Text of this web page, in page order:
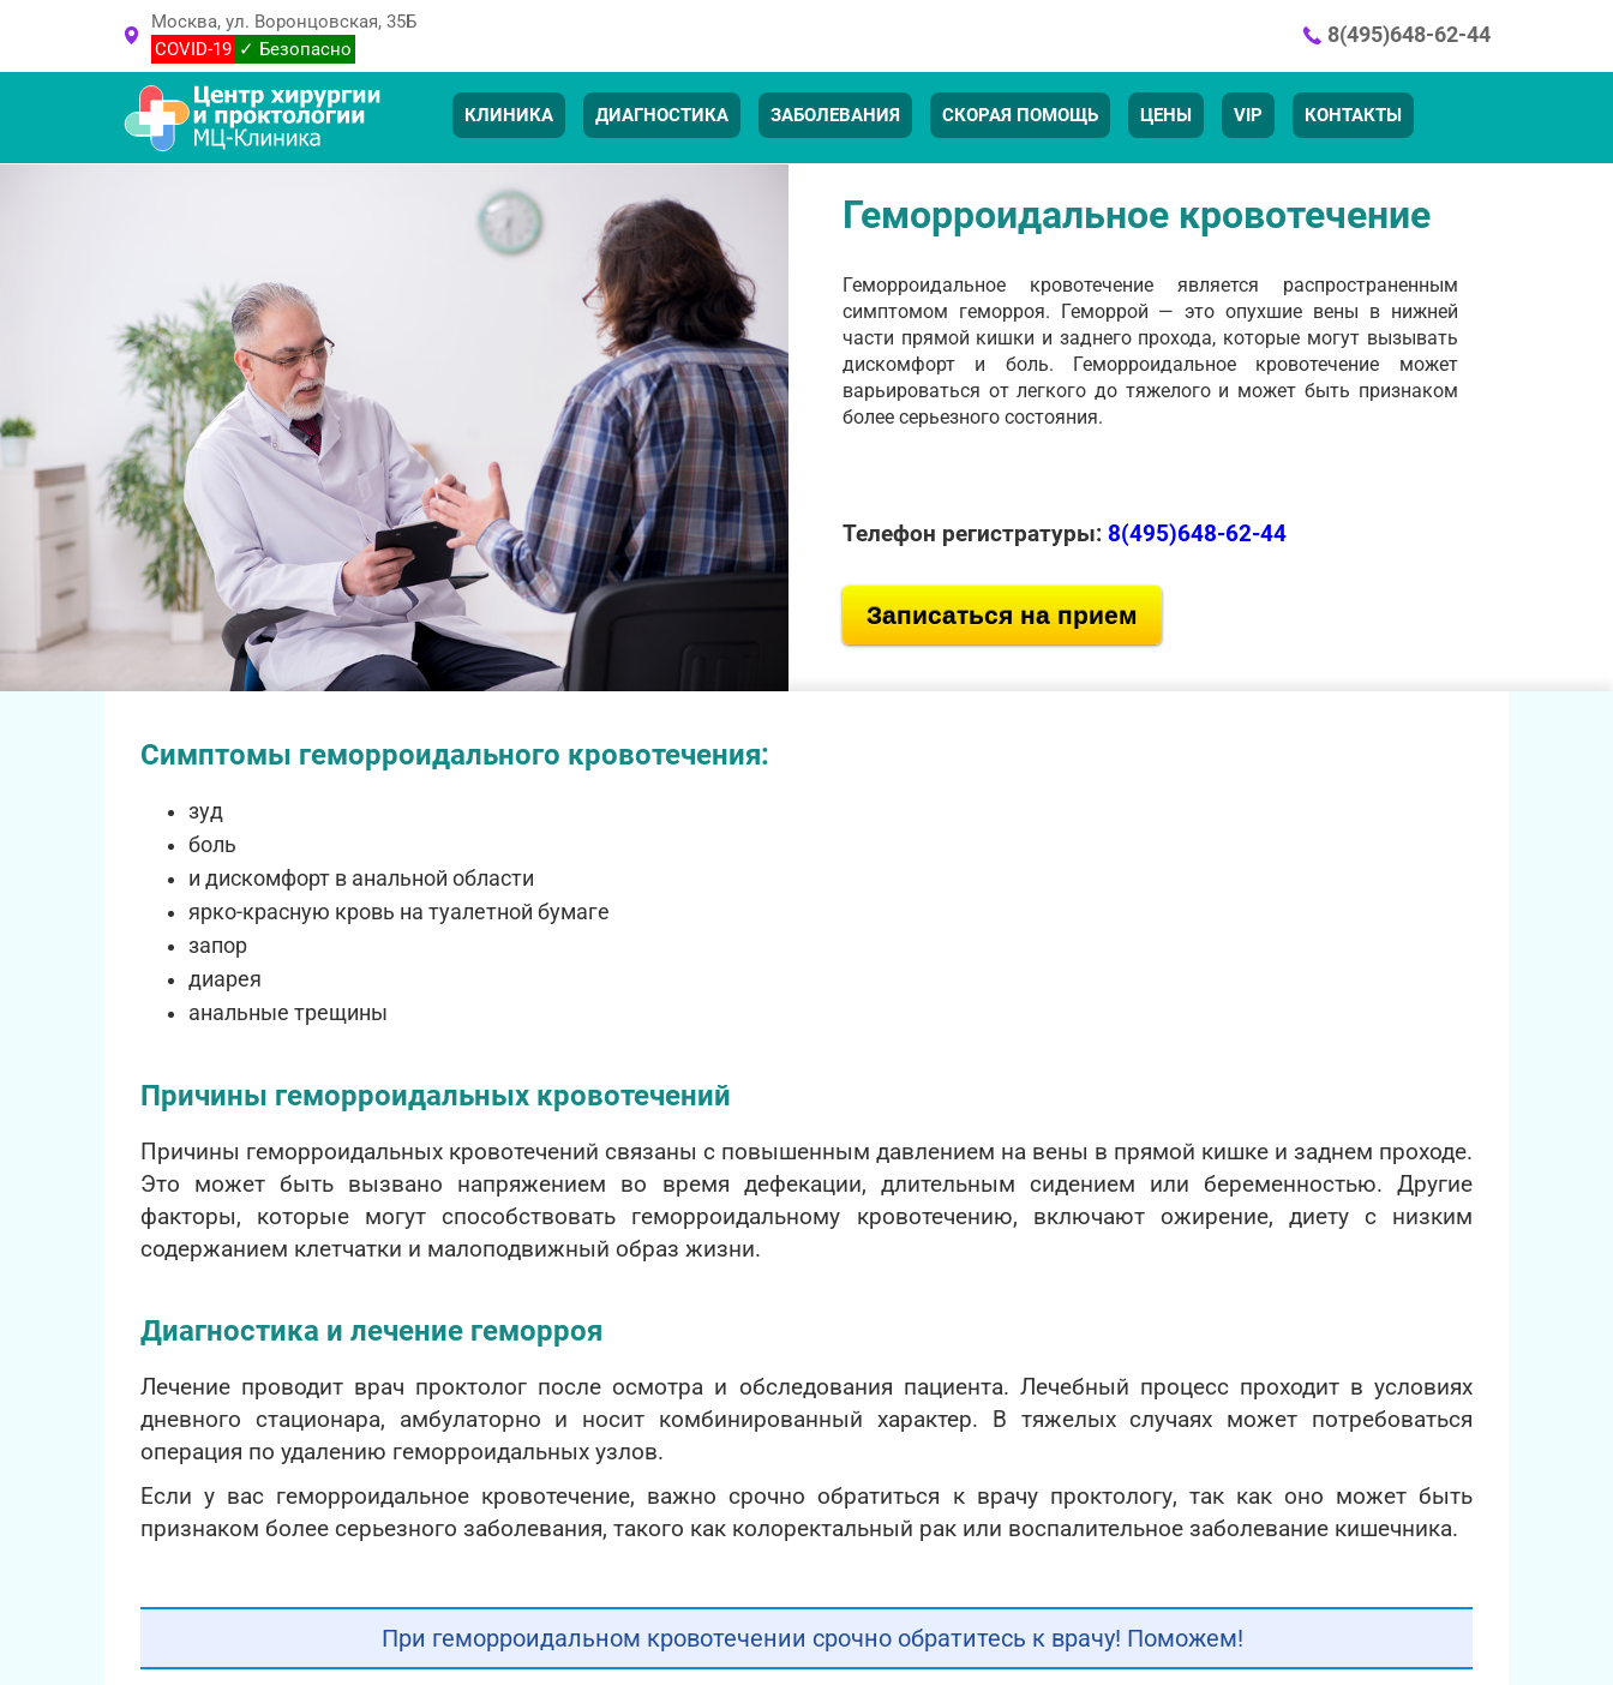
Москва, ул. Воронцовская, 35Б
COVID-19 ✓ Безопасно
8(495)648-62-44
КЛИНИКА ДИАГНОСТИКА ЗАБОЛЕВАНИЯ СКОРАЯ ПОМОЩЬ ЦЕНЫ VIP КОНТАКТЫ
Геморроидальное кровотечение
Геморроидальное кровотечение является распространенным
симптомом геморроя. Геморрой — это опухшие вены в нижней
части прямой кишки и заднего прохода, которые могут вызывать
дискомфорт и боль. Геморроидальное кровотечение может
варьироваться от легкого до тяжелого и может быть признаком
более серьезного состояния.
Телефон регистратуры: 8(495)648-62-44
Записаться на прием
Симптомы геморроидального кровотечения:
зуд
боль
и дискомфорт в анальной области
ярко-красную кровь на туалетной бумаге
запор
диарея
анальные трещины
Причины геморроидальных кровотечений
Причины геморроидальных кровотечений связаны с повышенным давлением на вены в прямой кишке и заднем проходе.
Это может быть вызвано напряжением во время дефекации, длительным сидением или беременностью. Другие
факторы, которые могут способствовать геморроидальному кровотечению, включают ожирение, диету с низким
содержанием клетчатки и малоподвижный образ жизни.
Диагностика и лечение геморроя
Лечение проводит врач проктолог после осмотра и обследования пациента. Лечебный процесс проходит в условиях
дневного стационара, амбулаторно и носит комбинированный характер. В тяжелых случаях может потребоваться
операция по удалению геморроидальных узлов.
Если у вас геморроидальное кровотечение, важно срочно обратиться к врачу проктологу, так как оно может быть
признаком более серьезного заболевания, такого как колоректальный рак или воспалительное заболевание кишечника.
При геморроидальном кровотечении срочно обратитесь к врачу! Поможем!